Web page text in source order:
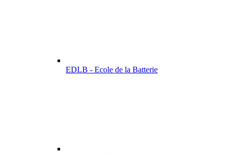
EDLB - Ecole de la Batterie